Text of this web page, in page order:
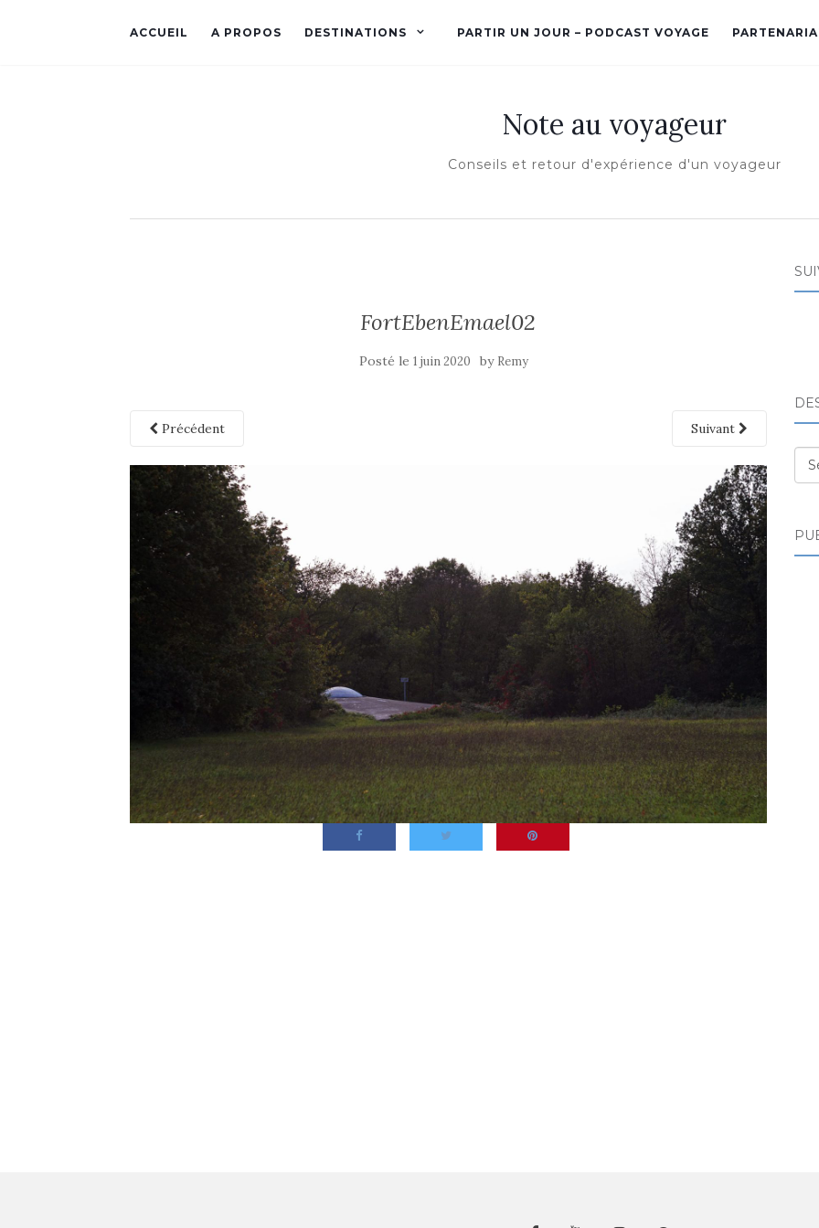
ACCUEIL A PROPOS DESTINATIONS PARTIR UN JOUR – PODCAST VOYAGE
Note au voyageur
Conseils et retour d'expérience d'un voyageur
FortEbenEmael02
Posté le 1 juin 2020 by Remy
Précédent Suivant